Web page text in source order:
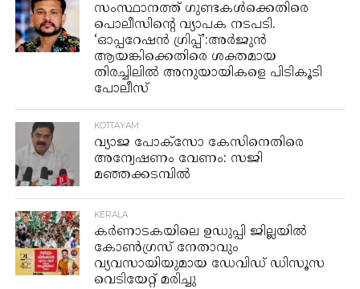
സംസ്ഥാനത്ത് ഗുണ്ടകൾക്കെതിരെ
പൊലീസിന്റെ വ്യാപക നടപടി.
‘ഓപ്പറേഷൻ ഗ്രിപ്പ്’:അർജുൻ
ആയങ്കിക്കെതിരെ ശക്തമായ
തിരച്ചിലിൽ അനുയായികളെ പിടികൂടി
പോലീസ്
KOTTAYAM
വ്യാജ പോക്സോ കേസിനെതിരെ
അന്വേഷണം വേണം: സജി
മഞ്ഞക്കടമ്പിൽ
KERALA
കർണാടകയിലെ ഉഡുപ്പി ജില്ലയില്‍
കോണ്‍ഗ്രസ് നേതാവും
വ്യവസായിയുമായ ഡേവിഡ് ഡിസൂസ
വെടിയേറ്റ് മരിച്ചു